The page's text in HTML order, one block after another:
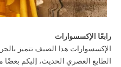
رابعًا الإكسسوارات
الإكسسوارات هذا الصيف تتميز
الطابع العصري الحديث، إليكم بعضًا